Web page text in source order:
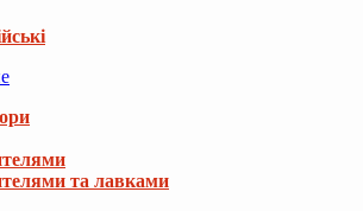
та лавками